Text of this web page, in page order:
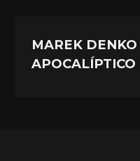
MAREK
APOCALÍPTICO